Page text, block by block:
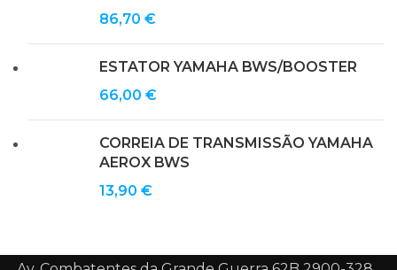
86,70 €
ESTATOR YAMAHA BWS/BOOSTER
66,00 €
CORREIA DE TRANSMISSÃO YAMAHA
AEROX BWS
13,90 €